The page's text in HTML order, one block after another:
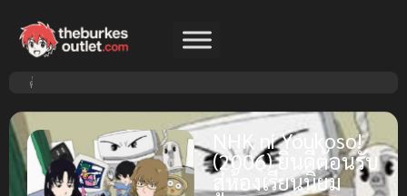
NHK ni Youkoso!
(2006) ยินดีต้อนรับ
สู่ห้องเรียนนิยม